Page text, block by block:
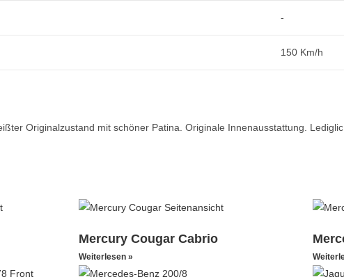
-
150 Km/h
Originalzustand mit schöner Patina. Originale Innenausstattung.
Mercury Cougar Cabrio
Weiterlesen »